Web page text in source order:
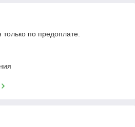
только по предоплате.